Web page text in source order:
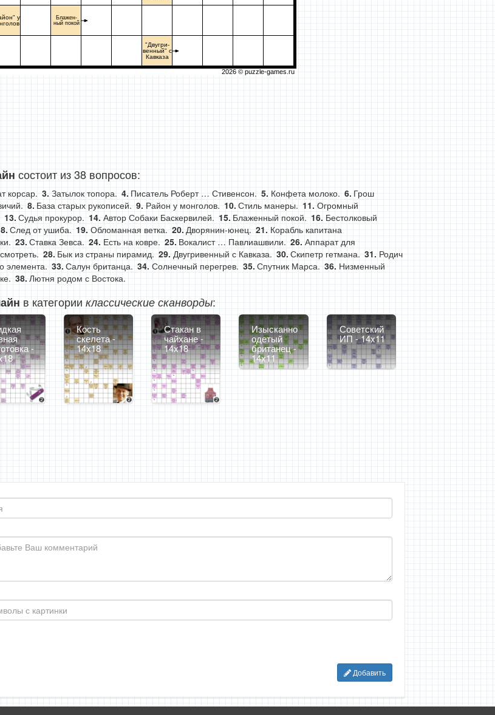
у
Блажен-
ный покой
"Двугри-
венный" с
Кавказа
2026 © puzzle-games.ru
состоит из 38 вопросов:
корсар. Затылок топора. Писатель Роберт … Стивенсон. Конфета молоко.
Грош
База старых рукописей. Район у монголов. Стиль манеры.
Огромный
Судья прокурор. Автор Собаки Баскервилей. Блаженный покой.
Бестолковый
След от ушиба. Обломанная ветка. Дворянин-юнец.
Корабль капитана
Ставка Зевса. Есть на ковре. Вокалист … Павлиашвили.
Аппарат для
Бык из страны пирамид. Двугривенный с Кавказа. Скипетр гетмана.
Родич
элемента. Салун британца. Солнечный перегрев. Спутник Марса.
Низменный
Лютня родом с Востока.
в категории классические сканворды:
-
Кость
скелета -
14x18
Стакан в
чайхане -
14x18
Изысканно
одетый
британец -
14x11
Советский
ИП - 14x11
Добавить